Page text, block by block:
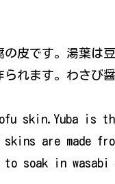
の皮です。湯葉は
られます。わさび
skin.Yuba is
skins are made
soak in wasabi